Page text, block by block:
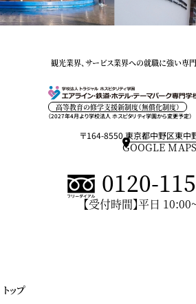
観光業界、サービス業界への就職に強い専
高等教育の修学支援新制度（無償化制度）
（2027年4月より学校法人 ホスピタリティ学園から変更予定）
〒164-8550 東京都中野区東中
GOOGLE MAPS
0120-
【受付時間】平日
トップ